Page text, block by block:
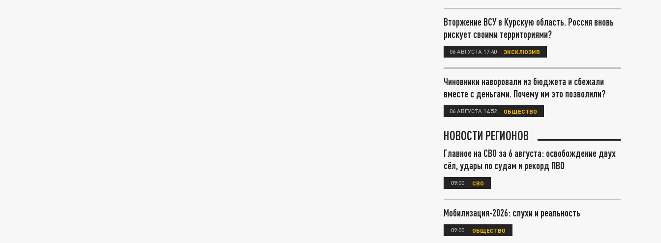
Вторжение ВСУ в Курскую область. Россия вновь
рискует своими территориями?
06 АВГУСТА 17:40 ЭКСКЛЮЗИВ
Чиновники наворовали из бюджета и сбежали
вместе с деньгами. Почему им это позволили?
06 АВГУСТА 14:52 ОБЩЕСТВО
НОВОСТИ РЕГИОНОВ
Главное на СВО за 6 августа: освобождение двух
сёл, удары по судам и рекорд ПВО
09:00 СВО
Мобилизация-2026: слухи и реальность
09:00 ОБЩЕСТВО